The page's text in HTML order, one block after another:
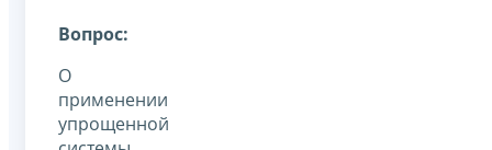
Вопрос:
О
применении
упрощенной